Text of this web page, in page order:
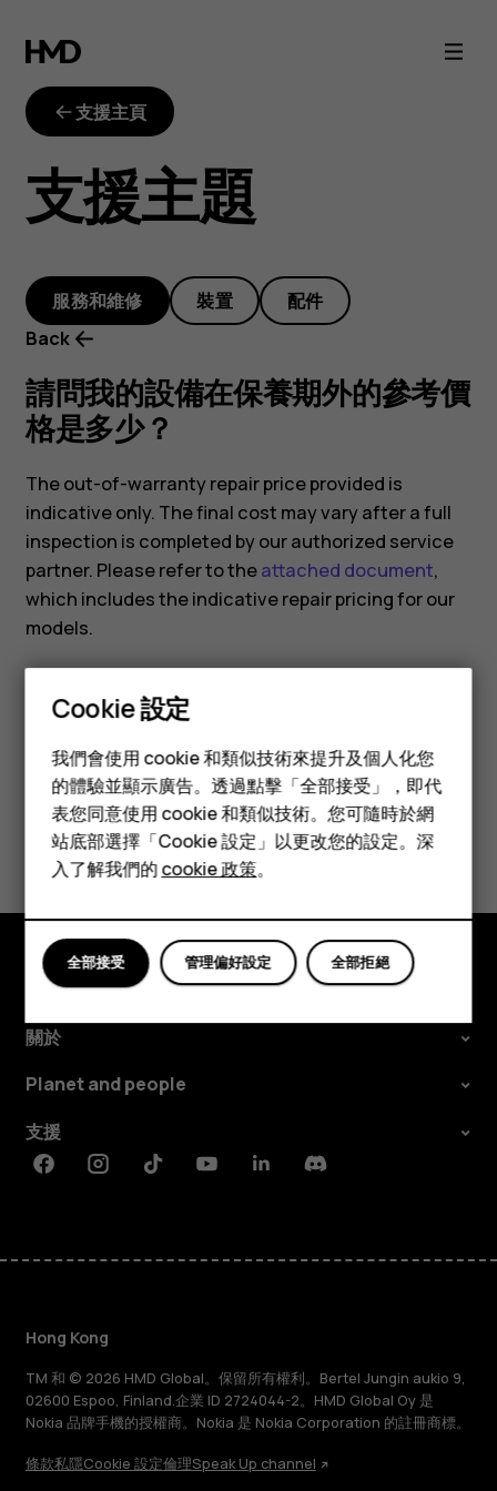
out-
of-
warranty-
repair-
price
智慧型手機
功能型手機
配件
平板電腦
支援主頁
支援主題
服務和維修 裝置
配件
Back
請問我的設備在保養期外的參考價
格是多少？
The out-of-warranty repair price provided is
indicative only. The final cost may vary after a full
inspection is completed by our authorized service
partner. Please refer to theattached document,
which includes the indicative repair pricing for our
models.
您認為這有幫助嗎？
是 否
探索
關於
Planet and people
支援
FacebookInstagramTiktokYoutubeLinkedinDiscord
Hong Kong
TM 和 © 2026 HMD Global。保留所有權利。Bertel Jungin aukio 9,
02600 Espoo, Finland.企業 ID 2724044-2。HMD Global Oy 是
Nokia 品牌手機的授權商。Nokia 是 Nokia Corporation 的註冊商標。
條款私隱Cookie 設定倫理Speak Up channel
Cookie 設定
我們會使用 cookie 和類似技術來提升及個人化您
的體驗並顯示廣告。透過點擊「全部接受」，即代
表您同意使用 cookie 和類似技術。您可隨時於網
站底部選擇「Cookie 設定」以更改您的設定。深
入了解我們的cookie 政策。
全部拒絕
管理偏好設定
全部接受